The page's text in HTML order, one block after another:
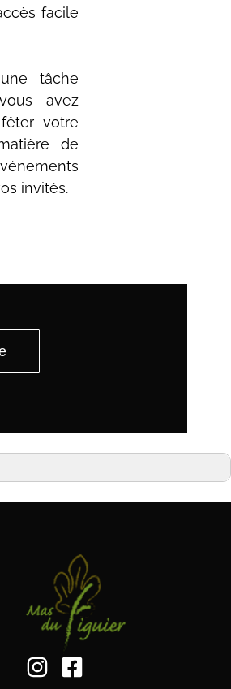
facile
tâche
avez
votre
de
invités.